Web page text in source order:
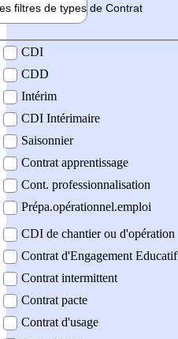
filtres de types de Contrat
contrat
CDI
CDD
Intérim
CDI Intérimaire
Saisonnier
Contrat apprentissage
Cont. professionnalisation
Prépa.opérationnel.emploi
CDI de chantier ou d'opération
Contrat d'Engagement Educatif
Contrat intermittent
Contrat pacte
Contrat d'usage